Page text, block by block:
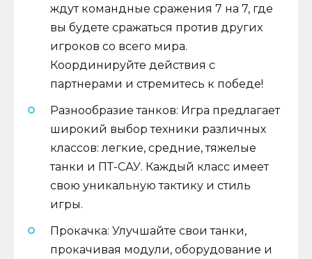
ждут командные сражения 7 на 7, где
вы будете сражаться против других
игроков со всего мира.
Координируйте действия с
партнерами и стремитесь к победе!
Разнообразие танков: Игра предлагает
широкий выбор техники различных
классов: легкие, средние, тяжелые
танки и ПТ-САУ. Каждый класс имеет
свою уникальную тактику и стиль
игры.
Прокачка: Улучшайте свои танки,
прокачивая модули, оборудование и